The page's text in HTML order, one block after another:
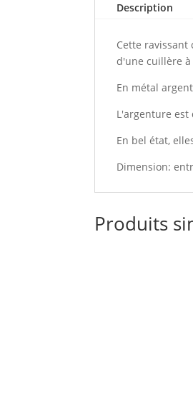
Description
Cette
d'une cuillère
En métal
L'argenture est
En bel état,
Dimension:
Produits